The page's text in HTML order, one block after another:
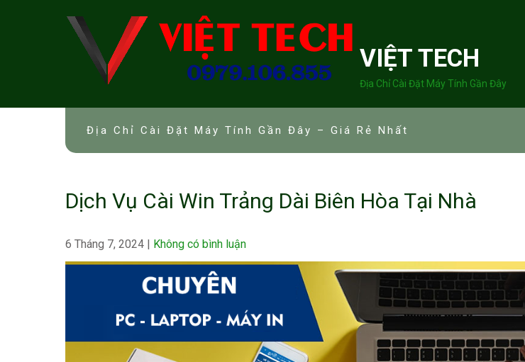
VIỆT TECH
Địa Chỉ Cài Đặt Máy Tính Gần Đây
Địa Chỉ Cài Đặt Máy Tính Gần Đây – Giá Rẻ Nhất
Dịch Vụ Cài Win Trảng Dài Biên Hòa Tại Nhà
6 Tháng 7, 2024 | Không có bình luận